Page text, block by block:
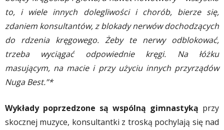
to, i wiele innych dolegliwości i chorób, bierze się,
zdaniem konsultantów, z blokady nerwów dochodzących
do rdzenia kręgowego. Żeby te nerwy odblokować,
trzeba wyciągać odpowiednie kręgi. Na łóżku
masującym, na macie i przy użyciu innych przyrządów
Nuga Best.”*
Wykłady poprzedzone są wspólną gimnastyką przy
skocznej muzyce, konsultantki z troską pochylają się nad